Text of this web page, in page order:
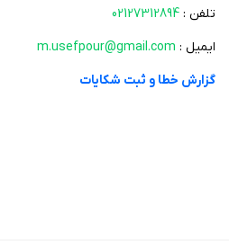
ترکیب آموزش، سرگرمی و تعامل اجتماعی،
تلفن : 02127312894
ایمیل : m.usefpour@gmail.com
گزارش خطا و ثبت شکایات